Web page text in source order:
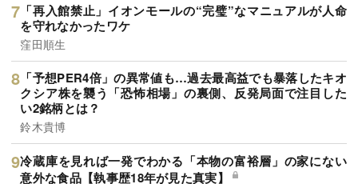
「再入館禁止」イオンモールの“完璧”なマニュアルが人命
を守れなかったワケ
窪田順生
「予想PER4倍」の異常値も…過去最高益でも暴落したキオ
クシア株を襲う「恐怖相場」の裏側、反発局面で注目した
い2銘柄とは？
鈴木貴博
冷蔵庫を見れば一発でわかる「本物の富裕層」の家にない
意外な食品【執事歴18年が見た真実】